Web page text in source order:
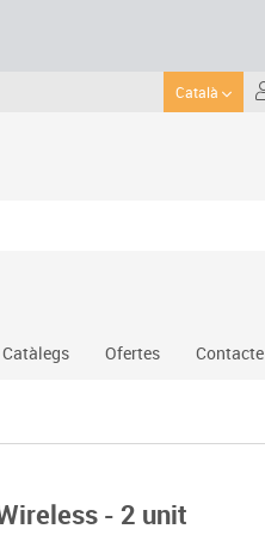
Català
Protecció esportiva
Catàlegs Ofertes Contacte
- 2 unit